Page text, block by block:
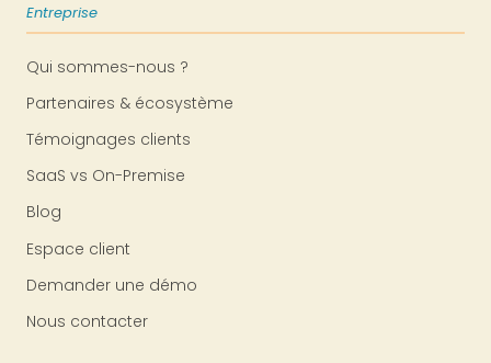
Entreprise
Qui sommes-nous ?
Partenaires & écosystème
Témoignages clients
SaaS vs On-Premise
Blog
Espace client
Demander une démo
Nous contacter